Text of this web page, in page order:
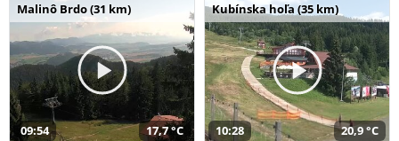
Malinô Brdo (31 km)
09:54 17,7 °C
Kubínska hoľa (35 km)
10:28 20,9 °C